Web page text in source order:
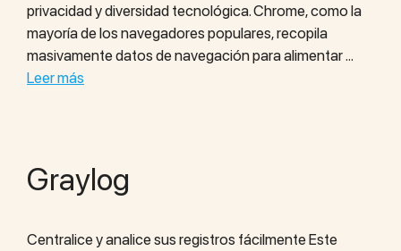
privacidad y diversidad tecnológica. Chrome, como la
mayoría de los navegadores populares, recopila
masivamente datos de navegación para alimentar …
Leer más
Graylog
Centralice y analice sus registros fácilmente Este